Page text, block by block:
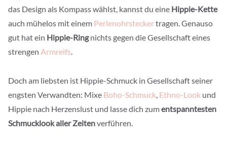
das Design als Kompass wählst, kannst du eine Hippie-Kette
auch mühelos mit einem Perlenohrsteckertragen. Genauso
gut hat ein Hippie-Ringnichts gegen die Gesellschaft eines
strengen Armreifs.
Doch am liebsten ist Hippie-Schmuck in Gesellschaft seiner
engsten Verwandten: Mixe Boho-Schmuck, Ethno-Look und
Hippie nach Herzenslust und lasse dich zumentspanntesten
Schmucklook aller Zeitenverführen.